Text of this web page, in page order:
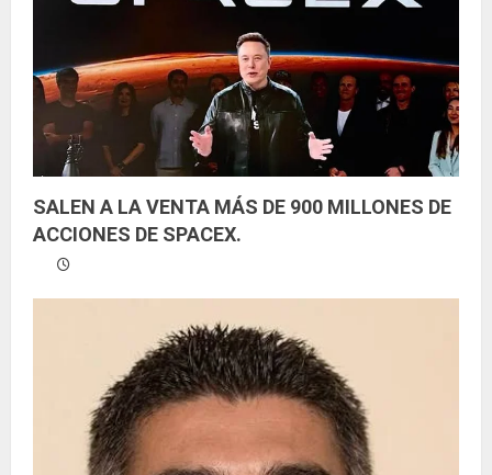
d
o
SALEN A LA VENTA MÁS DE 900 MILLONES DE
ACCIONES DE SPACEX.